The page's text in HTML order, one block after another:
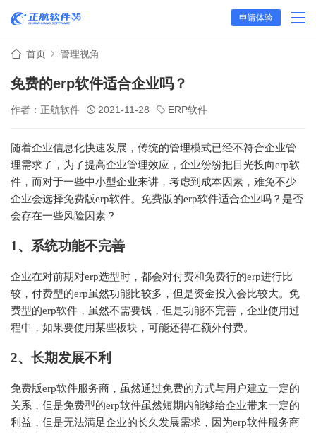
申请体验
首页 管理视角
免费的erp软件适合企业吗？
作者：正航软件 2021-11-28 ERP软件
随着企业信息化快速发展，传统的管理模式已经不符合企业管
理需求了，为了提高企业管理效应，企业纷纷把目光投向erp软
件，而对于一些中小型企业来讲，考虑到成本因素，难免不少
企业会选择免费版erp软件。免费版的erp软件适合企业吗？是否
会存在一些风险因素？
1、系统功能不完善
企业在对前期对erp选型时，都会对付费和免费行的erp进行比
较，付费型的erp虽然功能比较多，但是资金投入会比较大。免
费型的erp软件，虽然不需要钱，但是功能不完善，企业使用过
程中，如果要使用某些板块，可能还得在额外付费。
2、长期发展不利
免费版erp软件服务商，虽然通过免费的方式与用户建立一定的
关系，但是免费型的erp软件虽然短期内能够给企业带来一定的
利益，但是无法满足企业的长久发展需求，因为erp软件服务商